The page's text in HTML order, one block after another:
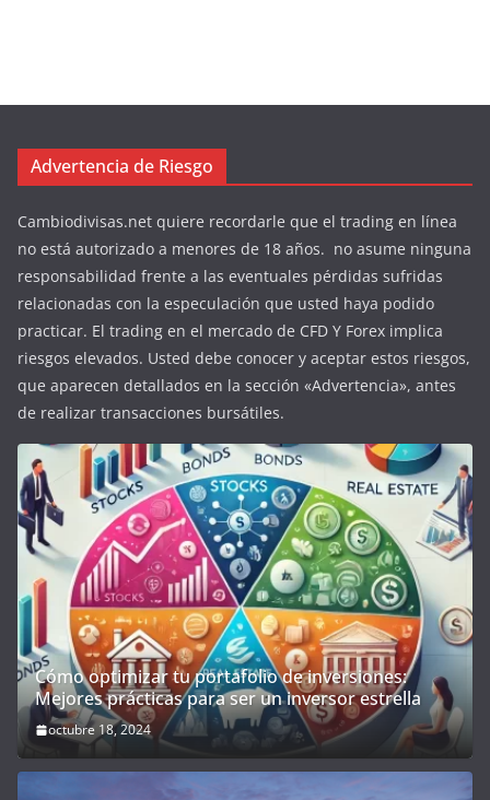
Advertencia de Riesgo
Cambiodivisas.net quiere recordarle que el trading en línea
no está autorizado a menores de 18 años. no asume ninguna
responsabilidad frente a las eventuales pérdidas sufridas
relacionadas con la especulación que usted haya podido
practicar. El trading en el mercado de CFD Y Forex implica
riesgos elevados. Usted debe conocer y aceptar estos riesgos,
que aparecen detallados en la sección «Advertencia», antes
de realizar transacciones bursátiles.
Cómo optimizar tu portafolio de inversiones:
Mejores prácticas para ser un inversor estrella
octubre 18, 2024